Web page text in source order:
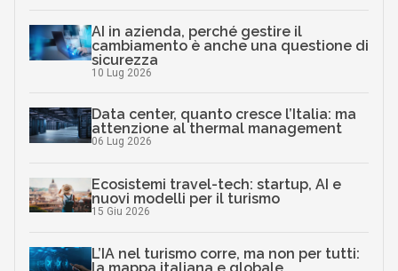
AI in azienda, perché gestire il
cambiamento è anche una questione di
sicurezza
10 Lug 2026
Data center, quanto cresce l’Italia: ma
attenzione al thermal management
06 Lug 2026
Ecosistemi travel-tech: startup, AI e
nuovi modelli per il turismo
15 Giu 2026
L’IA nel turismo corre, ma non per tutti: